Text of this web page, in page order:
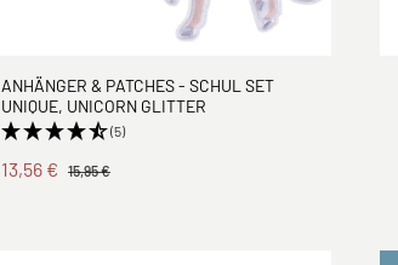
ANHÄNGER & PATCHES - SCHUL SET
UNIQUE, UNICORN GLITTER
(5)
13,56 € 15,95 €